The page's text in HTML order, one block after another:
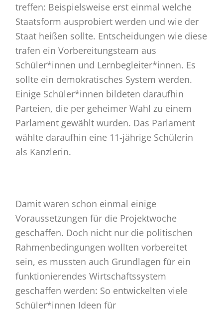
treffen: Beispielsweise erst einmal welche
Staatsform ausprobiert werden und wie der
Staat heißen sollte. Entscheidungen wie diese
trafen ein Vorbereitungsteam aus
Schüler*innen und Lernbegleiter*innen. Es
sollte ein demokratisches System werden.
Einige Schüler*innen bildeten daraufhin
Parteien, die per geheimer Wahl zu einem
Parlament gewählt wurden. Das Parlament
wählte daraufhin eine 11-jährige Schülerin
als Kanzlerin.
Damit waren schon einmal einige
Voraussetzungen für die Projektwoche
geschaffen. Doch nicht nur die politischen
Rahmenbedingungen wollten vorbereitet
sein, es mussten auch Grundlagen für ein
funktionierendes Wirtschaftssystem
geschaffen werden: So entwickelten viele
Schüler*innen Ideen für